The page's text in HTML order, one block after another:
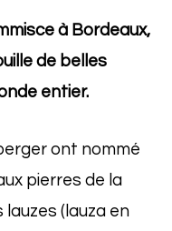
à Bordeaux,
de belles
entier.
ont nommé
pierres de la
(lauza en